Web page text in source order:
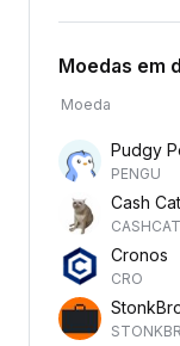
Moedas em
Moeda
Pudgy
PENGU
Cash Cat
CASHCAT
Cronos
CRO